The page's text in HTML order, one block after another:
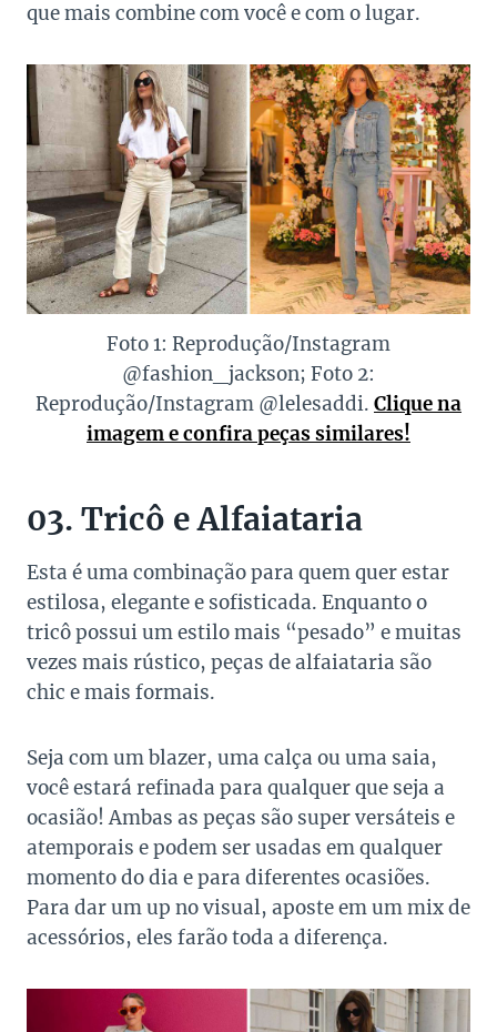
que mais combine com você e com o lugar.
Foto 1: Reprodução/Instagram
@fashion_jackson; Foto 2:
Reprodução/Instagram @lelesaddi. Clique na
imagem e confira peças similares!
03. Tricô e Alfaiataria
Esta é uma combinação para quem quer estar
estilosa, elegante e sofisticada. Enquanto o
tricô possui um estilo mais “pesado” e muitas
vezes mais rústico, peças de alfaiataria são
chic e mais formais.
Seja com um blazer, uma calça ou uma saia,
você estará refinada para qualquer que seja a
ocasião! Ambas as peças são super versáteis e
atemporais e podem ser usadas em qualquer
momento do dia e para diferentes ocasiões.
Para dar um up no visual, aposte em um mix de
acessórios, eles farão toda a diferença.